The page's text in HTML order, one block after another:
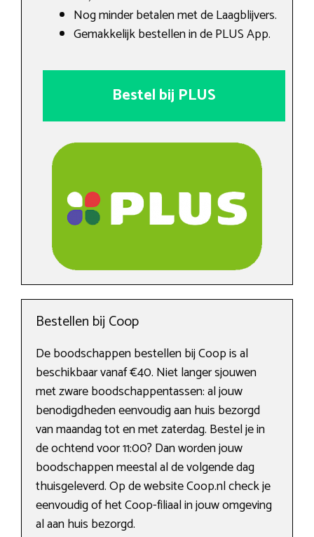
Nog minder betalen met de Laagblijvers.
Gemakkelijk bestellen in de PLUS App.
Bestel bij PLUS
Bestellen bij Coop
De boodschappen bestellen bij Coop is al
beschikbaar vanaf €40. Niet langer sjouwen
met zware boodschappentassen: al jouw
benodigdheden eenvoudig aan huis bezorgd
van maandag tot en met zaterdag. Bestel je in
de ochtend voor 11:00? Dan worden jouw
boodschappen meestal al de volgende dag
thuisgeleverd. Op de website Coop.nl check je
eenvoudig of het Coop-filiaal in jouw omgeving
al aan huis bezorgd.